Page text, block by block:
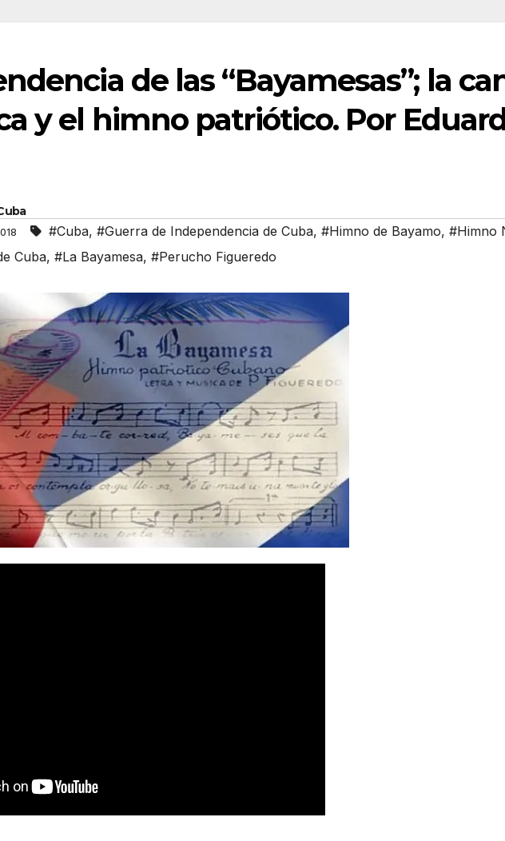
de las “Bayamesas”; la
y el himno patriótico. Por
#Cuba, #Guerra de Independencia de Cuba, #Himno de Bayamo, #Himno
Cuba, #La Bayamesa, #Perucho Figueredo